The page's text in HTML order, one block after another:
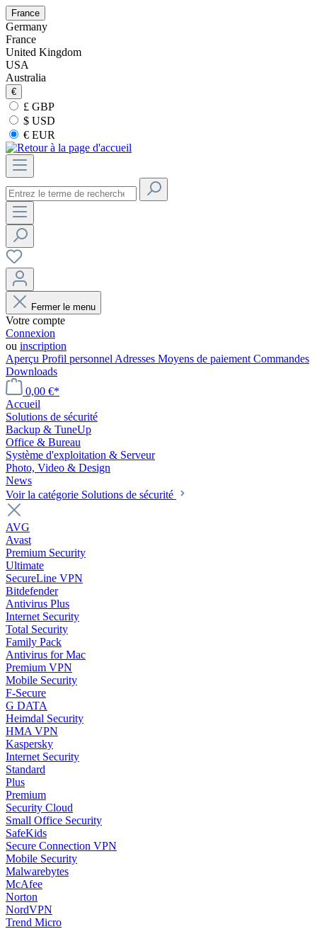
France
Germany
France
United Kingdom
USA
Australia
€
£ GBP
$ USD
€ EUR
Fermer le menu
Votre compte
Connexion
ou inscription
Aperçu Profil personnel Adresses Moyens de paiement Commandes
Downloads
0,00 €*
Accueil
Solutions de sécurité
Backup & TuneUp
Office & Bureau
Système d'exploitation & Serveur
Photo, Video & Design
News
Voir la catégorie Solutions de sécurité
AVG
Avast
Premium Security
Ultimate
SecureLine VPN
Bitdefender
Antivirus Plus
Internet Security
Total Security
Family Pack
Antivirus for Mac
Premium VPN
Mobile Security
F-Secure
G DATA
Heimdal Security
HMA VPN
Kaspersky
Internet Security
Standard
Plus
Premium
Security Cloud
Small Office Security
SafeKids
Secure Connection VPN
Mobile Security
Malwarebytes
McAfee
Norton
NordVPN
Trend Micro